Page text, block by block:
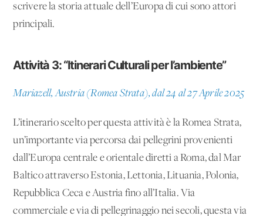
scrivere la storia attuale dell’Europa di cui sono attori
principali.
Attività 3: “Itinerari Culturali per l’ambiente”
Mariazell, Austria (Romea Strata), dal 24 al 27 Aprile 2025
L’itinerario scelto per questa attività è la Romea Strata,
un’importante via percorsa dai pellegrini provenienti
dall’Europa centrale e orientale diretti a Roma, dal Mar
Baltico attraverso Estonia, Lettonia, Lituania, Polonia,
Repubblica Ceca e Austria fino all’Italia. Via
commerciale e via di pellegrinaggio nei secoli, questa via